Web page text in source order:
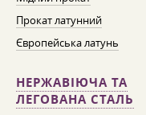
Прокат латунний
Європейська латунь
НЕРЖАВІЮЧА ТА
ЛЕГОВАНА СТАЛЬ